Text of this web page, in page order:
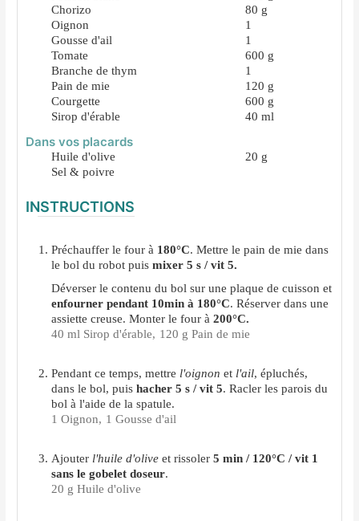
Chorizo
80 g
Oignon
1
Gousse d'ail
1
Tomate
600 g
Branche de thym
1
Pain de mie
120 g
Courgette
600 g
Sirop d'érable
40 ml
Dans vos placards
Huile d'olive 20 g
Sel & poivre
INSTRUCTIONS
Préchauffer le four à 180°C. Mettre le pain de mie dans
le bol du robot puismixer 5 s / vit 5.
Déverser le contenu du bol sur une plaque de cuisson et
enfourner pendant 10min à 180°C. Réserver dans une
assiette creuse. Monter le four à200°C.
40 ml Sirop d'érable, 120 g Pain de mie
Pendant ce temps, mettre l'oignonet l'ail, épluchés,
dans le bol, puishacher 5 s / vit 5. Racler les parois du
bol à l'aide de la spatule.
1 Oignon, 1 Gousse d'ail
Ajouter l'huile d'olive et rissoler5 min / 120°C / vit 1
sans le gobelet doseur.
20 g Huile d'olive